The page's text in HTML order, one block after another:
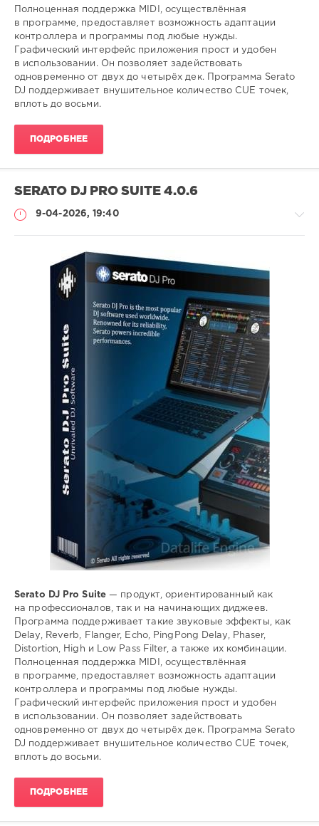
Полноценная поддержка MIDI, осуществлённая
в программе, предоставляет возможность адаптации
контроллера и программы под любые нужды.
Графический интерфейс приложения прост и удобен
в использовании. Он позволяет задействовать
одновременно от двух до четырёх дек. Программа Serato
DJ поддерживает внушительное количество CUE точек,
вплоть до восьми.
ПОДРОБНЕЕ
SERATO DJ PRO SUITE 4.0.6
9-04-2026, 19:40
Софт
диджеинг
звуковые
эффекты
Serato DJ Pro Suite— продукт, ориентированный как
на профессионалов, так и на начинающих диджеев.
Программа поддерживает такие звуковые эффекты, как
Delay, Reverb, Flanger, Echo, PingPong Delay, Phaser,
Distortion, High и Low Pass Filter, а также их комбинации.
Полноценная поддержка MIDI, осуществлённая
в программе, предоставляет возможность адаптации
контроллера и программы под любые нужды.
Графический интерфейс приложения прост и удобен
в использовании. Он позволяет задействовать
одновременно от двух до четырёх дек. Программа Serato
DJ поддерживает внушительное количество CUE точек,
вплоть до восьми.
ПОДРОБНЕЕ